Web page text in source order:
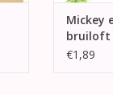
Mickey
bruiloft
doosje
€1,89